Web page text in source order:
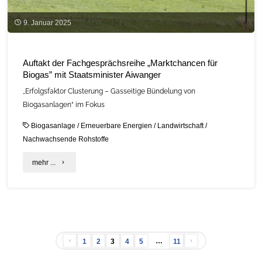
9. Januar 2025
Auftakt der Fachgesprächsreihe „Marktchancen für
Biogas” mit Staatsminister Aiwanger
„Erfolgsfaktor Clusterung – Gasseitige Bündelung von
Biogasanlagen“ im Fokus
Biogasanlage / Erneuerbare Energien / Landwirtschaft/
Nachwachsende Rohstoffe
mehr ... "Auftakt
1 2 3 4 5 … 11